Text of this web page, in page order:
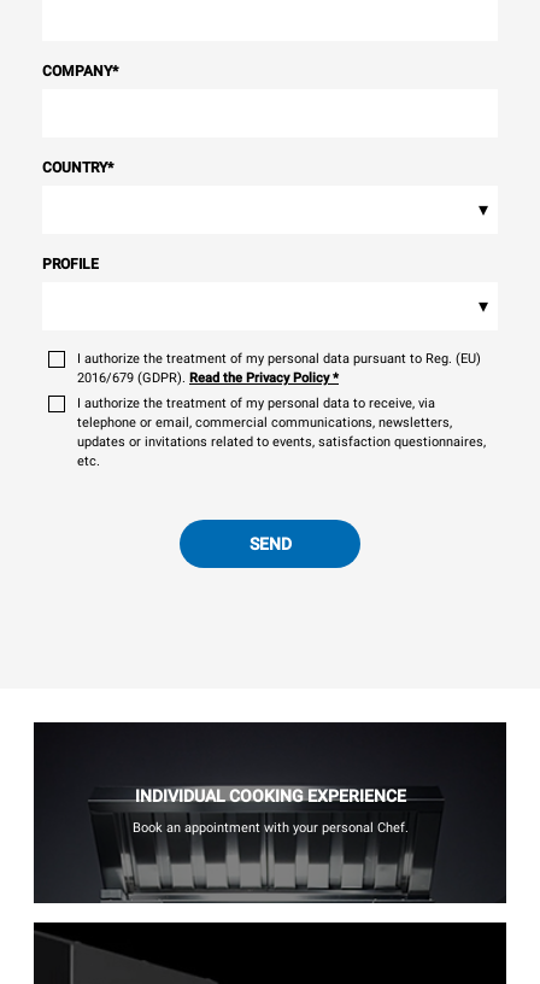
COMPANY*
COUNTRY*
▾
PROFILE
▾
I authorize the treatment of my personal data pursuant to Reg. (EU)
2016/679 (GDPR). Read the Privacy Policy*
I authorize the treatment of my personal data to receive, via
telephone or email, commercial communications, newsletters,
updates or invitations related to events, satisfaction questionnaires,
etc.
SEND
INDIVIDUAL COOKING EXPERIENCE
Book an appointment with your personal Chef.